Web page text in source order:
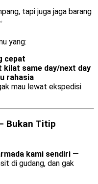
tapi juga jaga barang
yang:
cepat
kilat same day/next day
rahasia
mau lewat ekspedisi
Bukan Titip
kami sendiri —
di gudang, dan gak